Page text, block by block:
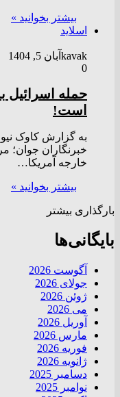
بیشتر بخوانید »
اسلاید
kavak آبان 5, 1404
0
حمله
است!
خبرنگاران جوان؛
خارجه آمریکا…
بیشتر بخوانید »
بارگذاری بیشتر
بایگانی‌ها
آگوست 2026
جولای 2026
ژوئن 2026
می 2026
آوریل 2026
مارس 2026
فوریه 2026
ژانویه 2026
دسامبر 2025
نوامبر 2025